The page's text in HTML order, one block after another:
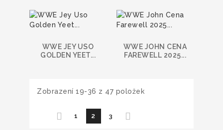
WWE JEY USO
GOLDEN YEET...
WWE JOHN CENA
FAREWELL 2025...
Zobrazení 19-36 z 47 položek
1 2 3